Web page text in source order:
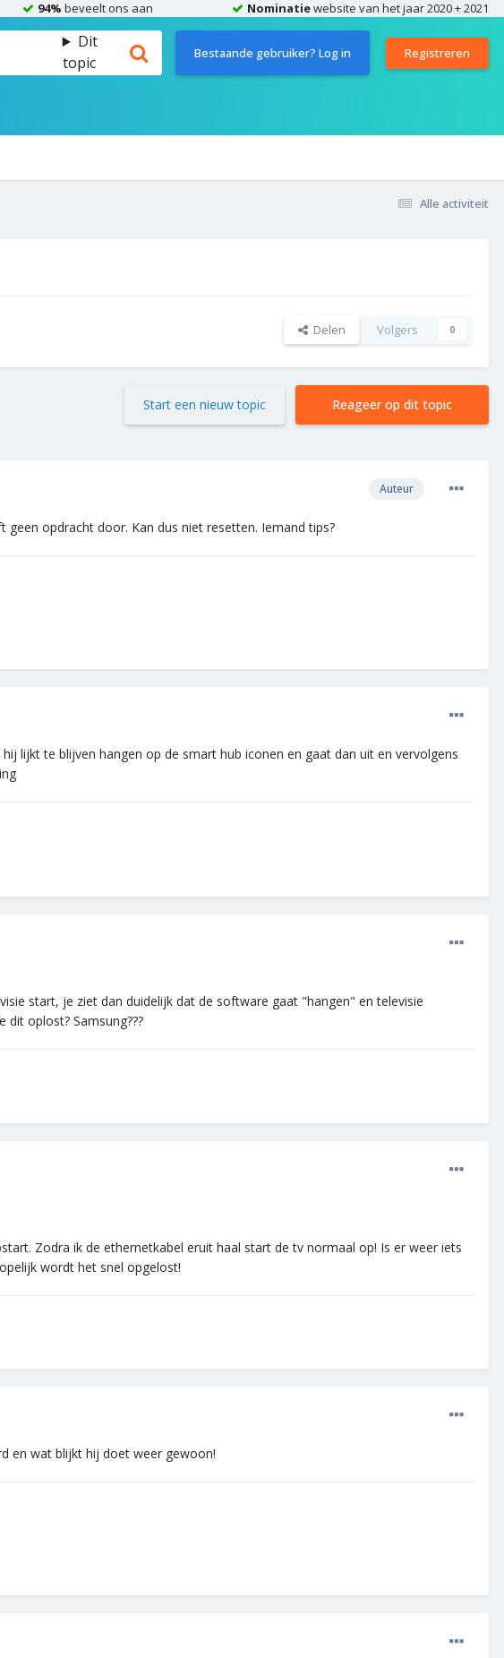
94% beveelt ons aan Nominatiewebsite van het jaar 2020 + 2021
Dit
topic
Bestaande gebruiker? Log in Registreren
Alle activiteit
Delen Volgers 0
Reageer op dit topic
Start een nieuw topic
Auteur
opdracht door. Kan dus niet resetten. Iemand tips?
lijkt te blijven hangen op de smart hub iconen en gaat dan uit en vervolgens
start, je ziet dan duidelijk dat de software gaat "hangen" en televisie
oplost? Samsung???
Zodra ik de ethernetkabel eruit haal start de tv normaal op! Is er weer iets
wordt het snel opgelost!
en wat blijkt hij doet weer gewoon!